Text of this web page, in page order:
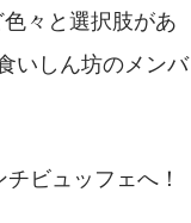
々と選択肢があ
いしん坊のメンバ
ビュッフェへ！